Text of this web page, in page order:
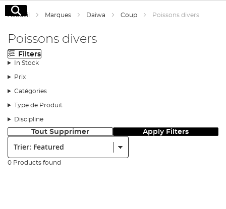
Rechercher
Accueil Marques Daiwa Coup Poissons divers
Poissons divers
Filters
In Stock
Prix
Catégories
Type de Produit
Discipline
Tout Supprimer Apply Filters
0 Products found